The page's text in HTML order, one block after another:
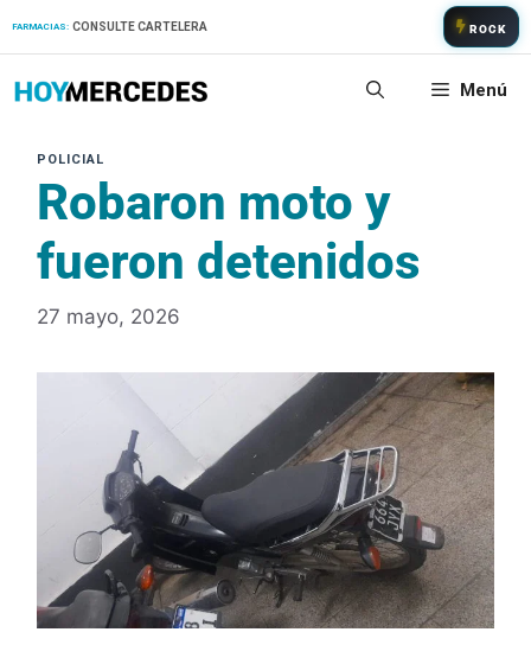
FARMACIAS: CONSULTE CARTELERA ROCK
Menú
Robaron moto y
fueron detenidos
27 mayo, 2026